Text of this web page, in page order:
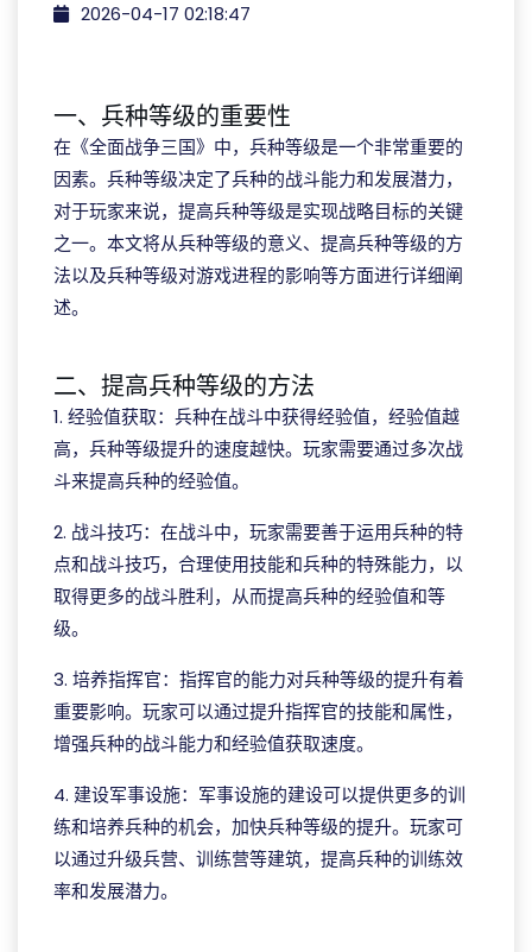
2026-04-17 02:18:47
一、兵种等级的重要性
在《全面战争三国》中，兵种等级是一个非常重要的
因素。兵种等级决定了兵种的战斗能力和发展潜力，
对于玩家来说，提高兵种等级是实现战略目标的关键
之一。本文将从兵种等级的意义、提高兵种等级的方
法以及兵种等级对游戏进程的影响等方面进行详细阐
述。
二、提高兵种等级的方法
1. 经验值获取：兵种在战斗中获得经验值，经验值越
高，兵种等级提升的速度越快。玩家需要通过多次战
斗来提高兵种的经验值。
2. 战斗技巧：在战斗中，玩家需要善于运用兵种的特
点和战斗技巧，合理使用技能和兵种的特殊能力，以
取得更多的战斗胜利，从而提高兵种的经验值和等
级。
3. 培养指挥官：指挥官的能力对兵种等级的提升有着
重要影响。玩家可以通过提升指挥官的技能和属性，
增强兵种的战斗能力和经验值获取速度。
4. 建设军事设施：军事设施的建设可以提供更多的训
练和培养兵种的机会，加快兵种等级的提升。玩家可
以通过升级兵营、训练营等建筑，提高兵种的训练效
率和发展潜力。